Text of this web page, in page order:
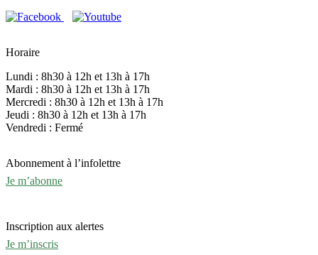
Horaire
Lundi : 8h30 à 12h et 13h à 17h
Mardi : 8h30 à 12h et 13h à 17h
Mercredi : 8h30 à 12h et 13h à 17h
Jeudi : 8h30 à 12h et 13h à 17h
Vendredi : Fermé
Abonnement à l’infolettre
Je m’abonne
Inscription aux alertes
Je m’inscris